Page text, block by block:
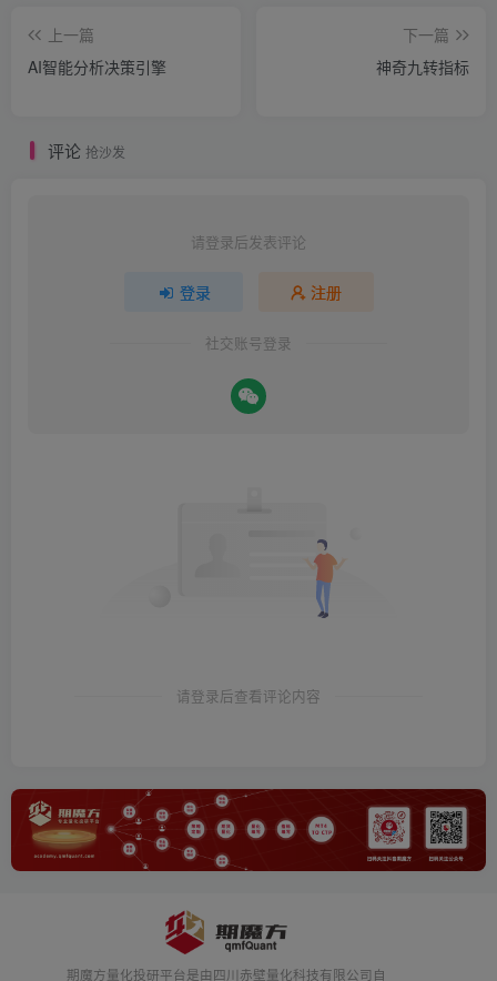
上一篇
AI智能分析决策引擎
下一篇
神奇九转指标
评论 抢沙发
请登录后发表评论
登录 注册
社交账号登录
请登录后查看评论内容
期魔方量化投研平台是由四川赤壁量化科技有限公司自